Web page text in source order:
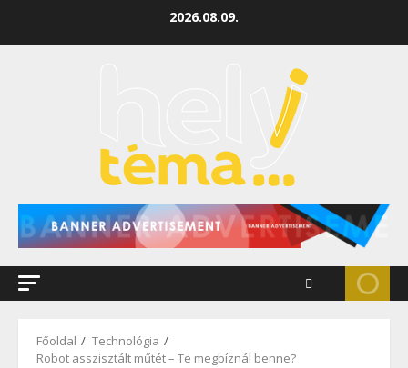
2026.08.09.
Főoldal
Technológia
Robot asszisztált műtét – Te megbíznál benne?